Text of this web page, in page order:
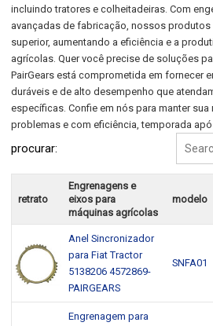
incluindo tratores e colheitadeiras. Com
avançadas de fabricação, nossos
superior, aumentando a eficiência e a
agrícolas. Quer você precise de soluções
PairGears está comprometida em fornecer
duráveis e de alto desempenho que
específicas. Confie em nós para manter
problemas e com eficiência, temporada
procurar:
retrato
Engrenagens e
eixos para
máquinas agrícolas
modelo
Anel Sincronizador
para Fiat Tractor
5138206 4572869-
PAIRGEARS
SNFA01
Engrenagem para